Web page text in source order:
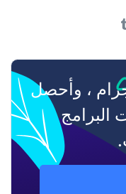
، وأحصل